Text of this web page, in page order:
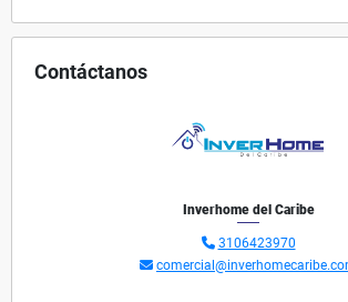
Contáctanos
Inverhome del Caribe
3106423970